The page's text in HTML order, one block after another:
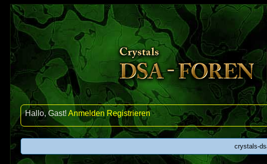
Hallo, Gast!Anmelden Registrieren
crystals-